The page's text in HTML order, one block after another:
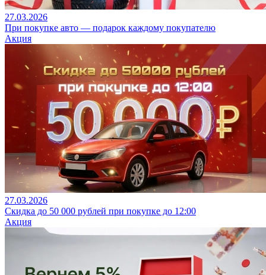
27.03.2026
При покупке авто — подарок каждому покупателю
Акция
27.03.2026
Скидка до 50 000 рублей при покупке до 12:00
Акция